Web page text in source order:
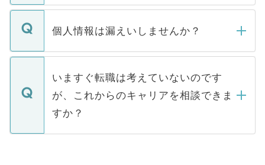
ません。
■応募殺到を避けるため 人気のある医療機
関を公にしてしまうと、応募が殺到する場
に、医療機関が求める条件に合った人材の
みを人材紹介会社に依頼するケースが増え
ています。
転職・入職を強要することは一切ありませ
ん。また、仮に応募先から内定をいただい
定を承諾する必要はありません。内定先へ
の辞退の連絡はキャリアパートナーが行い
個人情報は漏えいしませんか？
個人情報が漏えいすることはありませんの
で、ご安心ください。当サイトからの登録
などで収集したご登録者様の個人情報は、
ご本人のキャリアアップおよび転職活動の
支援を目的に使用いたします。お預かりし
ているすべての個人データはご本人の許可
いますぐ転職は考えていないのです
が、これからのキャリアを相談できま
すか？